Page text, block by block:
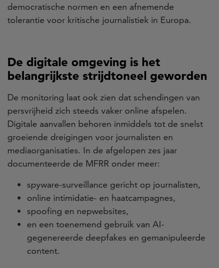
democratische normen en een afnemende
tolerantie voor kritische journalistiek in Europa.
De digitale omgeving is het
belangrijkste strijdtoneel geworden
De monitoring laat ook zien dat schendingen van
persvrijheid zich steeds vaker online afspelen.
Digitale aanvallen behoren inmiddels tot de snelst
groeiende dreigingen voor journalisten en
mediaorganisaties. In de afgelopen zes jaar
documenteerde de MFRR onder meer:
spyware-surveillance gericht op journalisten,
online intimidatie- en haatcampagnes,
spoofing en nepwebsites,
en een toenemend gebruik van AI-
gegenereerde deepfakes en gemanipuleerde
content.